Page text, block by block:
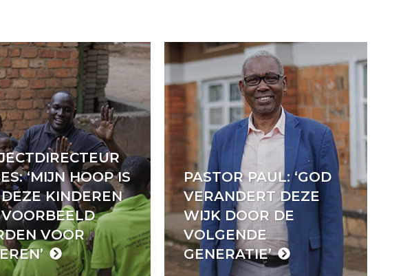
‘MIJN HOOP IS
KINDEREN
VOOR
PASTOR PAUL: ‘GOD
VERANDERT DEZE
WIJK DOOR DE
VOLGENDE
GENERATIE’